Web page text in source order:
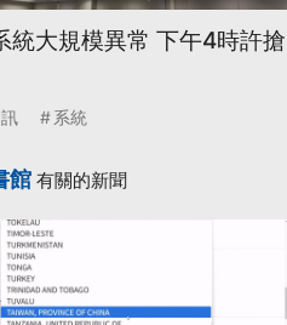
統大規模異常 下午4時許搶
系統
館 有關的新聞